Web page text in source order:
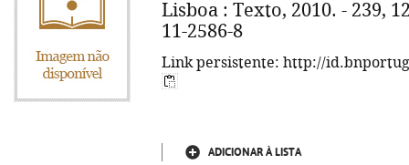
Lisboa : Texto, 2010. - 239,
11-2586-8
Link persistente: http://
ADICIONAR À LISTA